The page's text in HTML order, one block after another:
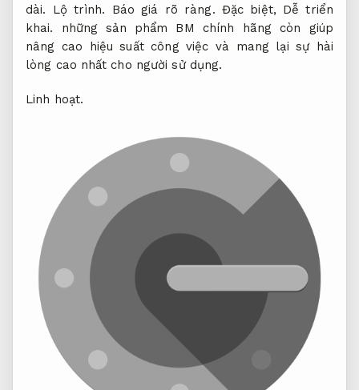
dài. Lộ trình. Báo giá rõ ràng. Đặc biệt, Dễ triển
khai. những sản phẩm BM chính hãng còn giúp
nâng cao hiệu suất công việc và mang lại sự hài
lòng cao nhất cho người sử dụng.
Linh hoạt.